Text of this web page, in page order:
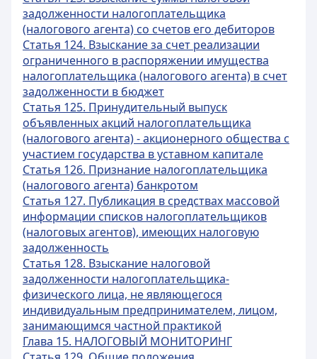
задолженности налогоплательщика
(налогового агента) со счетов его дебиторов
Статья 124. Взыскание за счет реализации
ограниченного в распоряжении имущества
налогоплательщика (налогового агента) в счет
задолженности в бюджет
Статья 125. Принудительный выпуск
объявленных акций налогоплательщика
(налогового агента) - акционерного общества с
участием государства в уставном капитале
Статья 126. Признание налогоплательщика
(налогового агента) банкротом
Статья 127. Публикация в средствах массовой
информации списков налогоплательщиков
(налоговых агентов), имеющих налоговую
задолженность
Статья 128. Взыскание налоговой
задолженности налогоплательщика-
физического лица, не являющегося
индивидуальным предпринимателем, лицом,
занимающимся частной практикой
Глава 15. НАЛОГОВЫЙ МОНИТОРИНГ